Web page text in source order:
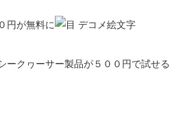
円が無料に
ークヮーサー製品が５００円で試せる